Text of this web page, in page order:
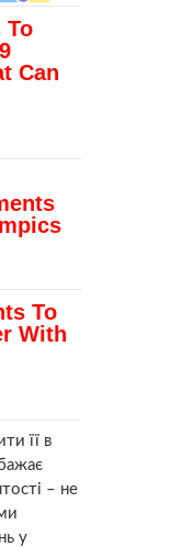
її в
– не
у